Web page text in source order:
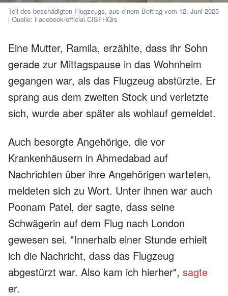
Teil des beschädigten Flugzeugs, aus einem Beitrag vom 12. Juni 2025
| Quelle: Facebook/official.CISFHQrs
Eine Mutter, Ramila, erzählte, dass ihr Sohn
gerade zur Mittagspause in das Wohnheim
gegangen war, als das Flugzeug abstürzte. Er
sprang aus dem zweiten Stock und verletzte
sich, wurde aber später als wohlauf gemeldet.
Auch besorgte Angehörige, die vor
Krankenhäusern in Ahmedabad auf
Nachrichten über ihre Angehörigen warteten,
meldeten sich zu Wort. Unter ihnen war auch
Poonam Patel, der sagte, dass seine
Schwägerin auf dem Flug nach London
gewesen sei. "Innerhalb einer Stunde erhielt
ich die Nachricht, dass das Flugzeug
abgestürzt war. Also kam ich hierher", sagte
er.